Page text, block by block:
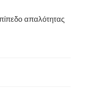
απαλότητας